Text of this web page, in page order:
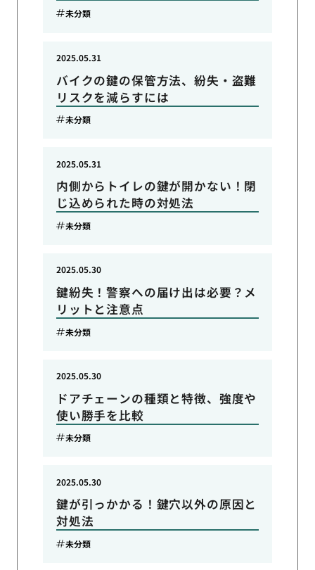
未分類
バイクの鍵の保管方法、紛失・盗難
リスクを減らすには
2025.05.31
未分類
内側からトイレの鍵が開かない！閉
じ込められた時の対処法
2025.05.31
未分類
鍵紛失！警察への届け出は必要？メ
リットと注意点
2025.05.30
未分類
ドアチェーンの種類と特徴、強度や
使い勝手を比較
2025.05.30
未分類
鍵が引っかかる！鍵穴以外の原因と
対処法
2025.05.30
未分類